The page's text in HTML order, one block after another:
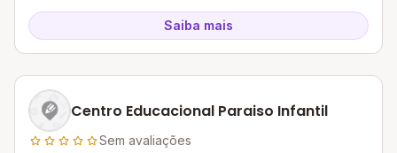
Saiba mais
Centro Educacional Paraiso Infantil
Sem avaliações